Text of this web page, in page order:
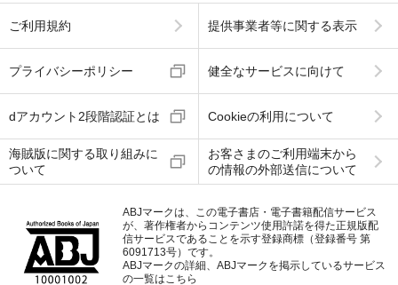
ご利用規約 提供事業者等に関する表示
プライバシーポリシー 健全なサービスに向けて
dアカウント2段階認証とは Cookieの利用について
海賊版に関する取り組みに
ついて
お客さまのご利用端末から
の情報の外部送信について
ABJマークは、この電子書店・電子書籍配信サービス
が、著作権者からコンテンツ使用許諾を得た正規版配
信サービスであることを示す登録商標（登録番号 第
6091713号）です。
ABJマークの詳細、ABJマークを掲示しているサービス
の一覧はこちら